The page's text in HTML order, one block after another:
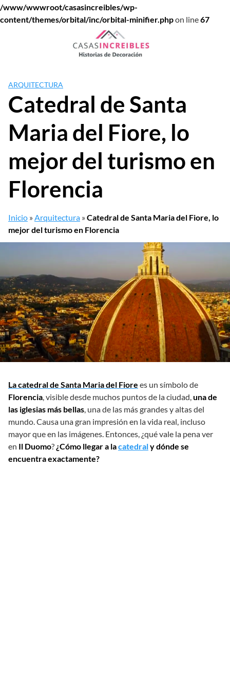
/www/wwwroot/casasincreibles/wp-
content/themes/orbital/inc/orbital-minifier.phpon line67
ARQUITECTURA
Catedral de Santa
Maria del Fiore, lo
mejor del turismo en
Florencia
Inicio »Arquitectura »Catedral de Santa Maria del Fiore, lo
mejor del turismo en Florencia
La catedral de Santa Maria del Fiore es un símbolo de
Florencia, visible desde muchos puntos de la ciudad,una de
las iglesias más bellas, una de las más grandes y altas del
mundo. Causa una gran impresión en la vida real, incluso
mayor que en las imágenes. Entonces, ¿qué vale la pena ver
en Il Duomo? ¿Cómo llegar a lacatedraly dónde se
encuentra exactamente?